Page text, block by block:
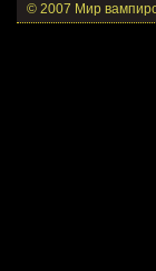
© 2007 Мир